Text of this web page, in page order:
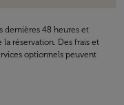
dernières 48 heures et
réservation. Des frais et
optionnels peuvent